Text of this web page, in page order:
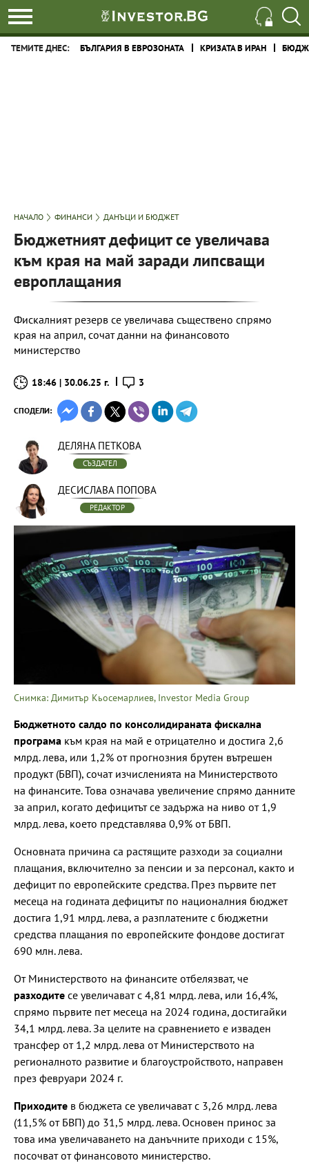
ТЕМИТЕ ДНЕС: БЪЛГАРИЯ В ЕВРОЗОНАТА КРИЗАТА В ИРАН
НАЧАЛО ФИНАНСИ ДАНЪЦИ И БЮДЖЕТ
Бюджетният дефицит се увеличава
към края на май заради липсващи
европлащания
Фискалният резерв се увеличава съществено спрямо
края на април, сочат данни на финансовото
министерство
18:46 | 30.06.25 г. 3
СПОДЕЛИ:
ДЕЛЯНА ПЕТКОВА
СЪЗДАТЕЛ
ДЕСИСЛАВА ПОПОВА
РЕДАКТОР
Снимка: Димитър Кьосемарлиев, Investor Media Group
Бюджетното салдо по консолидираната фискална
програма към края на май е отрицателно и достига 2,6
млрд. лева, или 1,2% от прогнозния брутен вътрешен
продукт (БВП), сочат изчисленията на Министерството
на финансите. Това означава увеличение спрямо данните
за април, когато дефицитът се задържа на ниво от 1,9
млрд. лева, което представлява 0,9% от БВП.
Основната причина са растящите разходи за социални
плащания, включително за пенсии и за персонал, както и
дефицит по европейските средства. През първите пет
месеца на годината дефицитът по националния бюджет
достига 1,91 млрд. лева, а разплатените с бюджетни
средства плащания по европейските фондове достигат
690 млн. лева.
От Министерството на финансите отбелязват, че
разходите се увеличават с 4,81 млрд. лева, или 16,4%,
спрямо първите пет месеца на 2024 година, достигайки
34,1 млрд. лева. За целите на сравнението е изваден
трансфер от 1,2 млрд. лева от Министерството на
регионалното развитие и благоустройството, направен
през февруари 2024 г.
Приходите в бюджета се увеличават с 3,26 млрд. лева
(11,5% от БВП) до 31,5 млрд. лева. Основен принос за
това има увеличаването на данъчните приходи с 15%,
посочват от финансовото министерство.